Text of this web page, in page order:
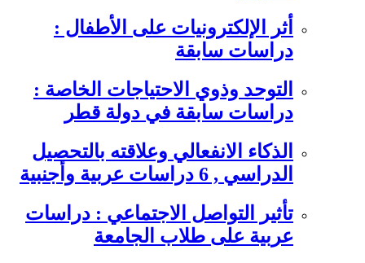
أثر الإلكترونيات على الأطفال :
دراسات سابقة
التوحد وذوي الاحتياجات الخاصة :
دراسات سابقة في دولة قطر
الذكاء الانفعالي وعلاقته بالتحصيل
الدراسي , 6 دراسات عربية وأجنبية
تأثير التواصل الاجتماعي : دراسات
عربية على طلاب الجامعة